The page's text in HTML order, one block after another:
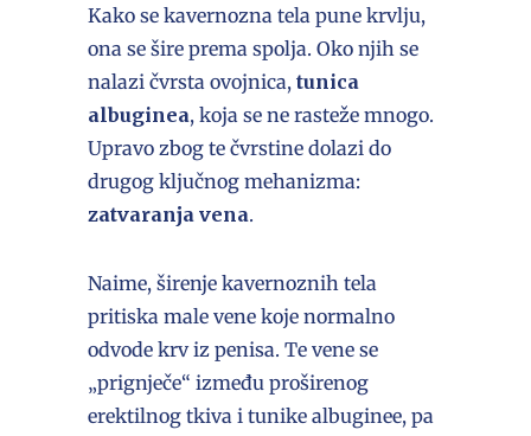
Kako se kavernozna tela pune krvlju,
ona se šire prema spolja. Oko njih se
nalazi čvrsta ovojnica, tunica
albuginea, koja se ne rasteže mnogo.
Upravo zbog te čvrstine dolazi do
drugog ključnog mehanizma:
zatvaranja vena.
Naime, širenje kavernoznih tela
pritiska male vene koje normalno
odvode krv iz penisa. Te vene se
„prignječe“ između proširenog
erektilnog tkiva i tunike albuginee, pa